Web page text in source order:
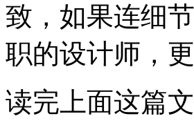
致，如果连细
职的设计师，
读完上面这篇